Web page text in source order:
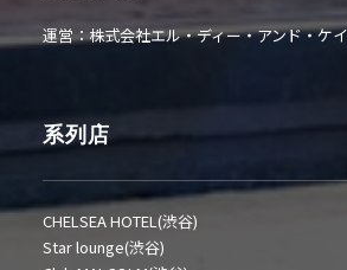
運営：株式会社エル・ディー・アンド・ケイ
系列店
CHELSEA HOTEL(渋谷)
Star lounge(渋谷)